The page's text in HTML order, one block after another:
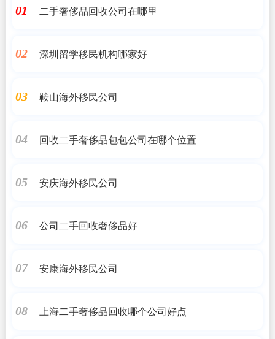
01 二手奢侈品回收公司在哪里
02 深圳留学移民机构哪家好
03 鞍山海外移民公司
04 回收二手奢侈品包包公司在哪个位置
05 安庆海外移民公司
06 公司二手回收奢侈品好
07 安康海外移民公司
08 上海二手奢侈品回收哪个公司好点